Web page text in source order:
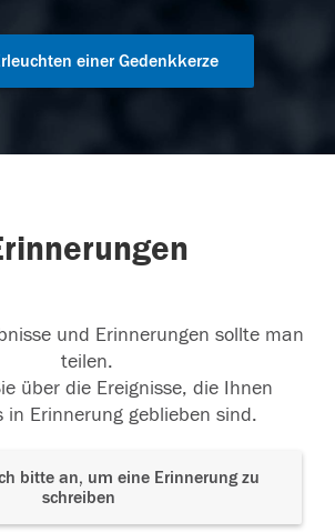
einer Gedenkkerze
und Erinnerungen sollte man
teilen.
über die Ereignisse, die Ihnen
in Erinnerung geblieben sind.
bitte an, um eine Erinnerung zu
schreiben